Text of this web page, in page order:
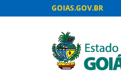
GOIAS.GOV.BR